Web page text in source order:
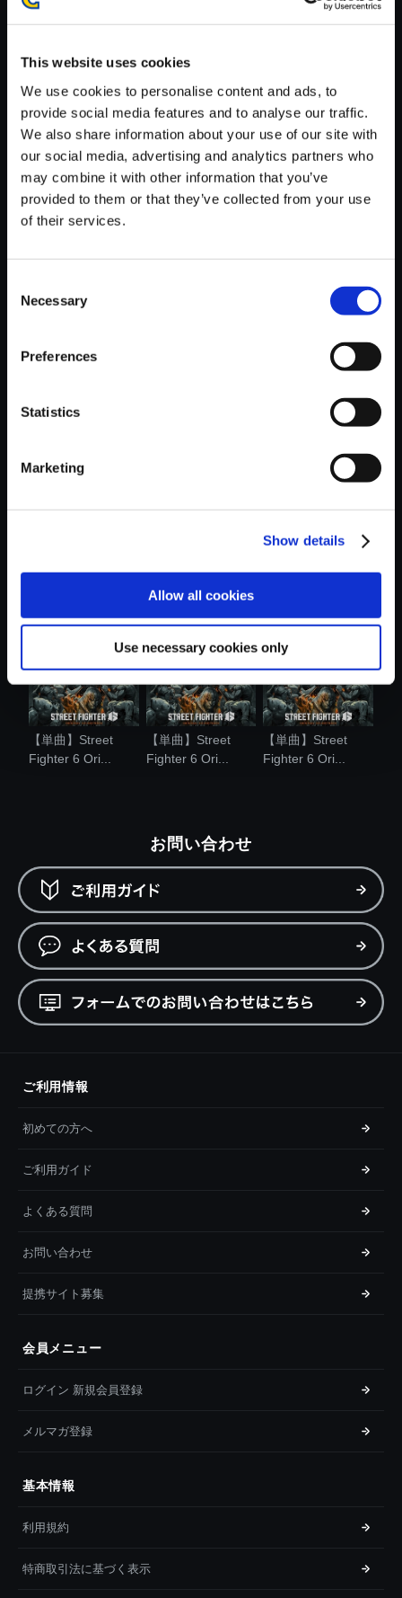
This website uses cookies
We use cookies to personalise content and ads, to
provide social media features and to analyse our traffic.
We also share information about your use of our site with
our social media, advertising and analytics partners who
may combine it with other information that you’ve
provided to them or that they’ve collected from your use
of their services.
Selection
Necessary
Preferences
Statistics
Marketing
Show details
Allow all cookies
Use necessary cookies only
※ご購入いただいたファイルのダウンロードの際には、通信環境
が安定しているWifi環境でお試しください。
【単曲】Street Fighter 6 Origin
al Soundtrack Metro City - Stre
et Battle
おすすめ商品
【単曲】Street
Fighter 6 Ori...
【単曲】Street
Fighter 6 Ori...
【単曲】Street
Fighter 6 Ori...
お問い合わせ
ご利用情報
初めての方へ
ご利用ガイド
よくある質問
お問い合わせ
提携サイト募集
会員メニュー
ログイン 新規会員登録
メルマガ登録
基本情報
利用規約
特商取引法に基づく表示